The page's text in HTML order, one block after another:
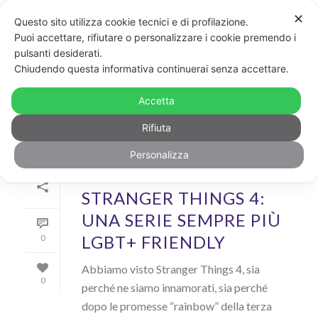
ARCHIVIO
0
0
STRANGER THINGS 4:
UNA SERIE SEMPRE PIÙ
LGBT+ FRIENDLY
Abbiamo visto Stranger Things 4, sia
perché ne siamo innamorati, sia perché
dopo le promesse “rainbow” della terza
✕
Questo sito utilizza cookie tecnici e di profilazione.
Puoi accettare, rifiutare o personalizzare i cookie premendo i
pulsanti desiderati.
Chiudendo questa informativa continuerai senza accettare.
Accetta
Rifiuta
Personalizza